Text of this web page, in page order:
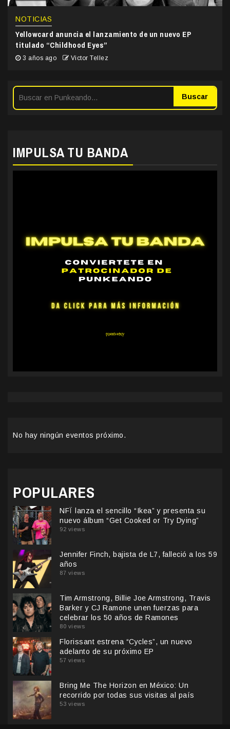
NOTICIAS
Yellowcard anuncia el lanzamiento de un nuevo EP
titulado “Childhood Eyes”
3 años ago Victor Tellez
Buscar
IMPULSA TU BANDA
No hay ningún eventos próximo.
POPULARES
NFÏ lanza el sencillo “Ikea” y presenta su
nuevo álbum “Get Cooked or Try Dying”
92 views
Jennifer Finch, bajista de L7, falleció a los 59
años
87 views
Tim Armstrong, Billie Joe Armstrong, Travis
Barker y CJ Ramone unen fuerzas para
celebrar los 50 años de Ramones
80 views
Florissant estrena “Cycles”, un nuevo
adelanto de su próximo EP
57 views
Bring Me The Horizon en México: Un
recorrido por todas sus visitas al país
53 views